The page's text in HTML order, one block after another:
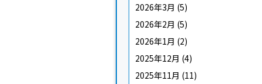
2026年3月 (5)
2026年2月 (5)
2026年1月 (2)
2025年12月 (4)
2025年11月 (11)